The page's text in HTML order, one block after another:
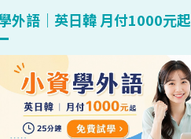
外語｜英日韓 月付1000元起